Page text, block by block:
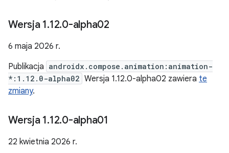
Wersja 1.12.0-alpha02
6 maja 2026 r.
Publikacja androidx.compose.animation:animation-
*:1.12.0-alpha02 Wersja 1.12.0-alpha02 zawiera te
zmiany.
Wersja 1.12.0-alpha01
22 kwietnia 2026 r.